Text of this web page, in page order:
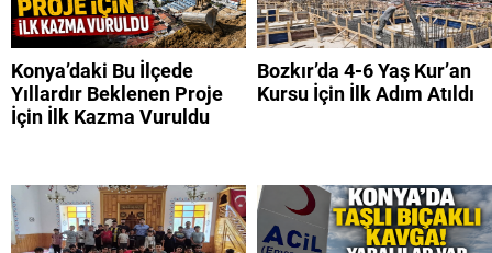
Konya’daki Bu İlçede
Yıllardır Beklenen Proje
İçin İlk Kazma Vuruldu
Bozkır’da 4-6 Yaş Kur’an
Kursu İçin İlk Adım Atıldı